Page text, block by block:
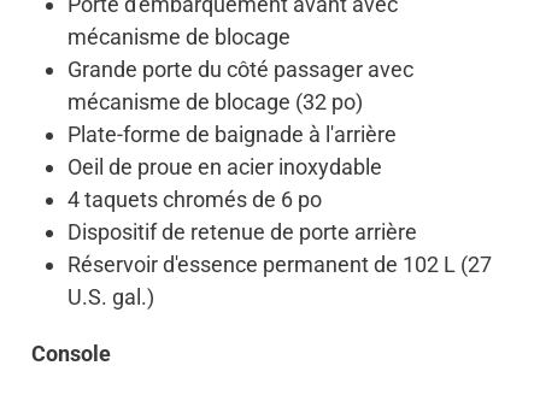
mécanisme de blocage
Grande porte du côté passager avec
mécanisme de blocage (32 po)
Plate-forme de baignade à l'arrière
Oeil de proue en acier inoxydable
4 taquets chromés de 6 po
Dispositif de retenue de porte arrière
Réservoir d'essence permanent de 102 L (27
U.S. gal.)
Console